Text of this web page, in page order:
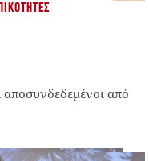
αποσυνδεδεμένοι από